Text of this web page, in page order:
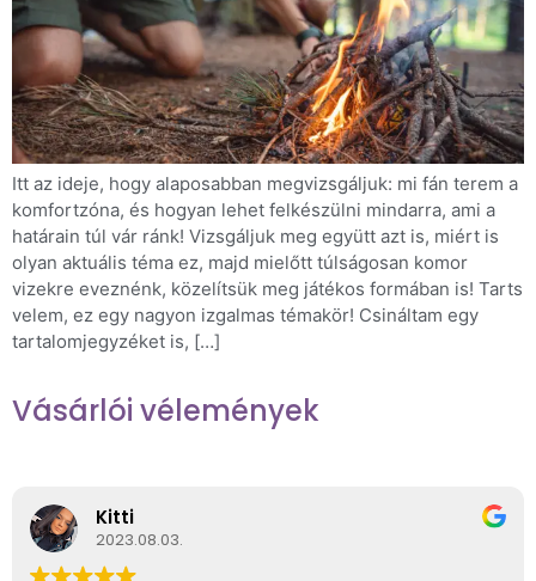
Itt az ideje, hogy alaposabban megvizsgáljuk: mi fán terem a
komfortzóna, és hogyan lehet felkészülni mindarra, ami a
határain túl vár ránk! Vizsgáljuk meg együtt azt is, miért is
olyan aktuális téma ez, majd mielőtt túlságosan komor
vizekre eveznénk, közelítsük meg játékos formában is! Tarts
velem, ez egy nagyon izgalmas témakör! Csináltam egy
tartalomjegyzéket is, […]
Vásárlói vélemények
Kitti
2023.08.03.